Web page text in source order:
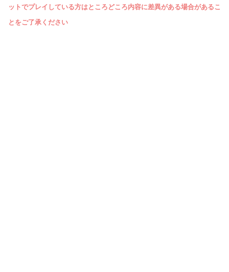
ットでプレイしている方はところどころ内容に差異がある場合があるこ
とをご了承ください